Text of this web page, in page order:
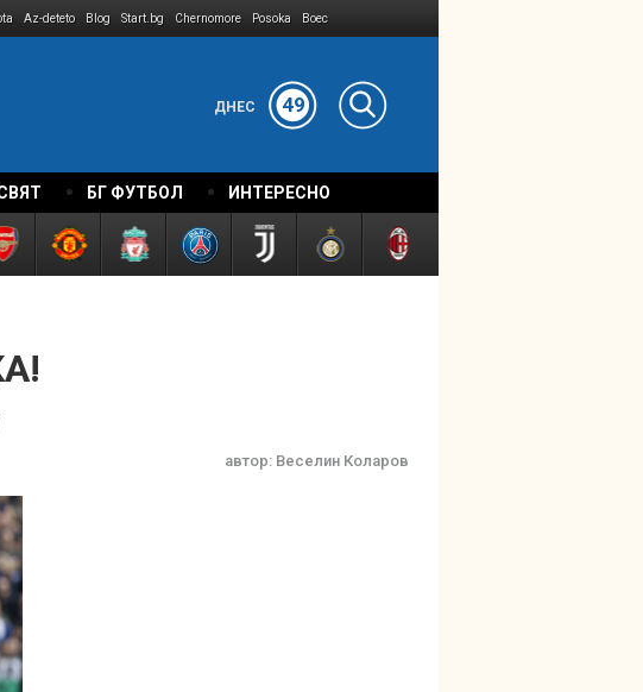
Az-deteto Blog Start.bg Chernomore Posoka Boec
ДНЕС 49
БГ ФУТБОЛ ИНТЕРЕСНО
автор: Веселин Коларов